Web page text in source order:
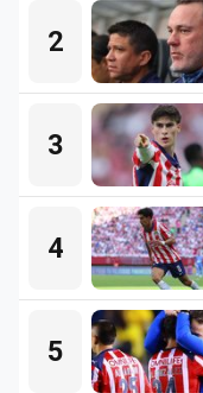
2
3
4
5